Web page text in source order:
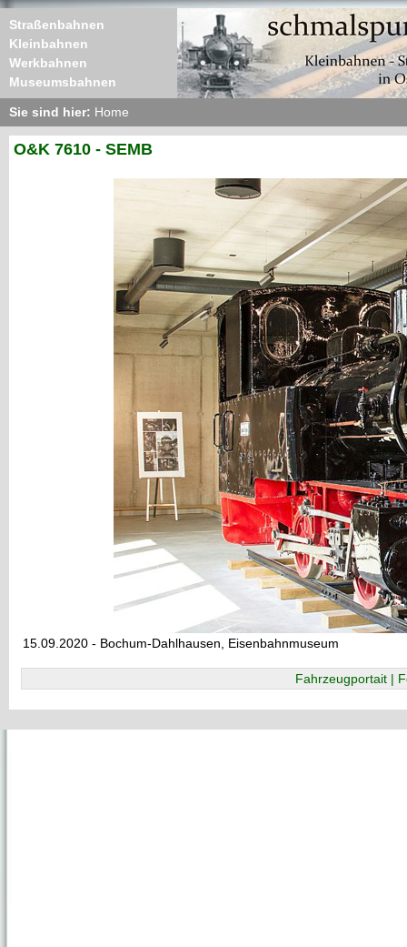
Straßenbahnen
Kleinbahnen
Werkbahnen
Museumsbahnen
Sie sind hier: Home
O&K 7610 - SEMB
15.09.2020 - Bochum-Dahlhausen, Eisenbahnmuseum
Fahrzeugportait |